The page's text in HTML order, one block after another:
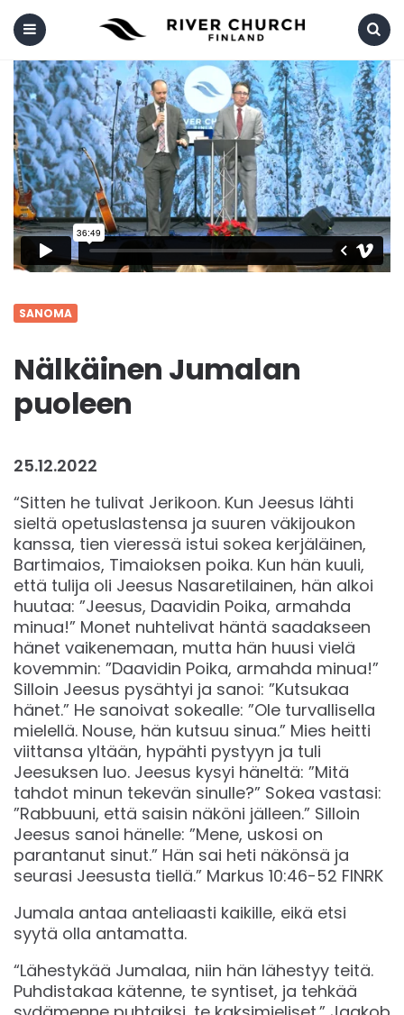
Menu Search
SANOMA
Nälkäinen Jumalan
puoleen
25.12.2022
“Sitten he tulivat Jerikoon. Kun Jeesus lähti
sieltä opetuslastensa ja suuren väkijoukon
kanssa, tien vieressä istui sokea kerjäläinen,
Bartimaios, Timaioksen poika. Kun hän kuuli,
että tulija oli Jeesus Nasaretilainen, hän alkoi
huutaa: ”Jeesus, Daavidin Poika, armahda
minua!” Monet nuhtelivat häntä saadakseen
hänet vaikenemaan, mutta hän huusi vielä
kovemmin: ”Daavidin Poika, armahda minua!”
Silloin Jeesus pysähtyi ja sanoi: ”Kutsukaa
hänet.” He sanoivat sokealle: ”Ole turvallisella
mielellä. Nouse, hän kutsuu sinua.” Mies heitti
viittansa yltään, hypähti pystyyn ja tuli
Jeesuksen luo. Jeesus kysyi häneltä: ”Mitä
tahdot minun tekevän sinulle?” Sokea vastasi:
”Rabbuuni, että saisin näköni jälleen.” Silloin
Jeesus sanoi hänelle: ”Mene, uskosi on
parantanut sinut.” Hän sai heti näkönsä ja
seurasi Jeesusta tiellä.” Markus‬ ‭10‬:‭46‬-‭52‬ ‭FINRK‬‬
Jumala antaa anteliaasti kaikille, eikä etsi
syytä olla antamatta.
“Lähestykää Jumalaa, niin hän lähestyy teitä.
Puhdistakaa kätenne, te syntiset, ja tehkää